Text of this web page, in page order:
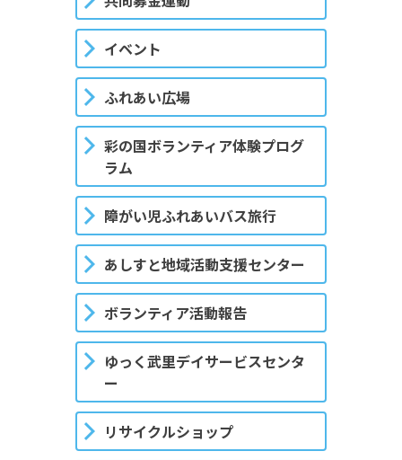
イベント
ふれあい広場
彩の国ボランティア体験プログ
ラム
障がい児ふれあいバス旅行
あしすと地域活動支援センター
ボランティア活動報告
ゆっく武里デイサービスセンタ
ー
リサイクルショップ